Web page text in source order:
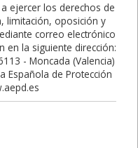
ejercer los derechos de
limitación, oposición y
correo electrónico
en la siguiente dirección:
- Moncada (Valencia)
Española de Protección